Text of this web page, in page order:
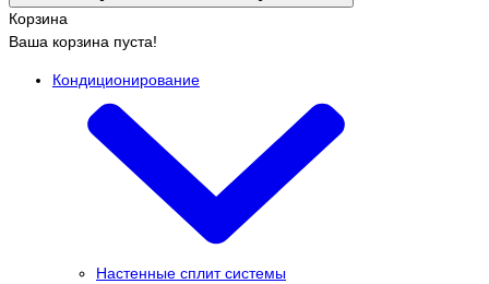
Корзина
Ваша корзина пуста!
Кондиционирование
Настенные сплит системы